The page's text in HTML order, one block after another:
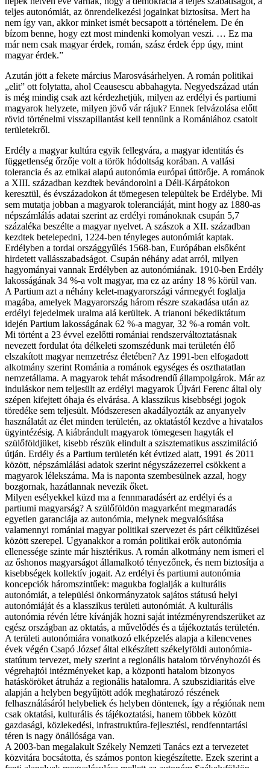
teljes autonómiát, az önrendelkezési jogainkat biztosítsa. Mert ha
nem így van, akkor minket ismét becsapott a történelem. De én
bízom benne, hogy ezt most mindenki komolyan veszi. … Ez ma
már nem csak magyar érdek, román, szász érdek épp úgy, mint
magyar érdek.”
Azután jött a fekete március Marosvásárhelyen. A román politikai
„elit” ott folytatta, ahol Ceausescu abbahagyta. Negyedszázad után
is még mindig csak azt kérdezhetjük, milyen az erdélyi és partiumi
magyarok helyzete, milyen jövő vár rájuk? Ennek felvázolása előtt
rövid történelmi visszapillantást kell tennünk a Romániához csatolt
területekről.
Erdély a magyar kultúra egyik fellegvára, a magyar identitás és
függetlenség őrzője volt a török hódoltság korában. A vallási
tolerancia és az etnikai alapú autonómia európai úttörője. A románok
a XIII. században kezdtek bevándorolni a Déli-Kárpátokon
keresztül, és évszázadokon át tömegesen települtek be Erdélybe. Mi
sem mutatja jobban a magyarok toleranciáját, mint hogy az 1880-as
népszámlálás adatai szerint az erdélyi románoknak csupán 5,7
százaléka beszélte a magyar nyelvet. A szászok a XII. században
kezdtek betelepedni, 1224-ben tényleges autonómiát kaptak.
Erdélyben a tordai országgyűlés 1568-ban, Európában elsőként
hirdetett vallásszabadságot. Csupán néhány adat arról, milyen
hagyományai vannak Erdélyben az autonómiának. 1910-ben Erdély
lakosságának 34 %-a volt magyar, ma ez az arány 18 % körül van.
A Partium azt a néhány kelet-magyarországi vármegyét foglalja
magába, amelyek Magyarország három részre szakadása után az
erdélyi fejedelmek uralma alá kerültek. A trianoni békediktátum
idején Partium lakosságának 62 %-a magyar, 32 %-a román volt.
Mi történt a 23 évvel ezelőtti romániai rendszerváltoztatásnak
nevezett fordulat óta délkeleti szomszédunk mai területén élő
elszakított magyar nemzetrész életében? Az 1991-ben elfogadott
alkotmány szerint Románia a románok egységes és oszthatatlan
nemzetállama. A magyarok tehát másodrendű állampolgárok. Már az
induláskor nem teljesült az erdélyi magyarok Újvári Ferenc által oly
szépen kifejtett óhaja és elvárása. A klasszikus kisebbségi jogok
töredéke sem teljesült. Módszeresen akadályozták az anyanyelv
használatát az élet minden területén, az oktatástól kezdve a hivatalos
ügyintézésig. A kiábrándult magyarok tömegesen hagyták el
szülőföldjüket, kisebb részük elindult a szisztematikus asszimiláció
útján. Erdély és a Partium területén két évtized alatt, 1991 és 2011
között, népszámlálási adatok szerint négyszázezerrel csökkent a
magyarok lélekszáma. Ma is naponta szembesülnek azzal, hogy
bozgornak, hazátlannak nevezik őket.
Milyen esélyekkel küzd ma a fennmaradásért az erdélyi és a
partiumi magyarság? A szülőföldön magyarként megmaradás
egyetlen garanciája az autonómia, melynek megvalósítása
valamennyi romániai magyar politikai szervezet és párt célkitűzései
között szerepel. Ugyanakkor a román politikai erők autonómia
ellenessége szinte már hisztérikus. A román alkotmány nem ismeri el
az őshonos magyarságot államalkotó tényezőnek, és nem biztosítja a
kisebbségek kollektív jogait. Az erdélyi és partiumi autonómia
koncepciók háromszintűek: magukba foglalják a kulturális
autonómiát, a települési önkormányzatok sajátos státusú helyi
autonómiáját és a klasszikus területi autonómiát. A kulturális
autonómia révén létre kívánják hozni saját intézményrendszerüket az
egész országban az oktatás, a művelődés és a tájékoztatás területén.
A területi autonómiára vonatkozó elképzelés alapja a kilencvenes
évek végén Csapó József által elkészített székelyföldi autonómia-
statútum tervezet, mely szerint a regionális hatalom törvényhozói és
végrehajtói intézményeket kap, a központi hatalom bizonyos
hatásköröket átruház a regionális hatalomra. A szubszidiaritás elve
alapján a helyben begyűjtött adók meghatározó részének
felhasználásáról helybeliek és helyben döntenek, így a régiónak nem
csak oktatási, kulturális és tájékoztatási, hanem többek között
gazdasági, közlekedési, infrastruktúra-fejlesztési, rendfenntartási
téren is nagy önállósága van.
A 2003-ban megalakult Székely Nemzeti Tanács ezt a tervezetet
közvitára bocsátotta, és számos ponton kiegészítette. Ezek szerint a